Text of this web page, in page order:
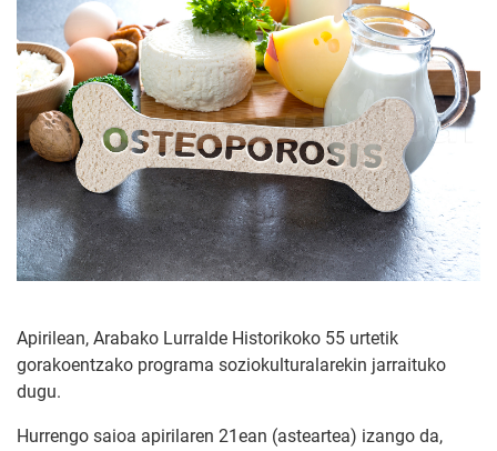
Apirilean, Arabako Lurralde Historikoko 55 urtetik
gorakoentzako programa soziokulturalarekin jarraituko
dugu.
Hurrengo saioa apirilaren 21ean (asteartea) izango da,